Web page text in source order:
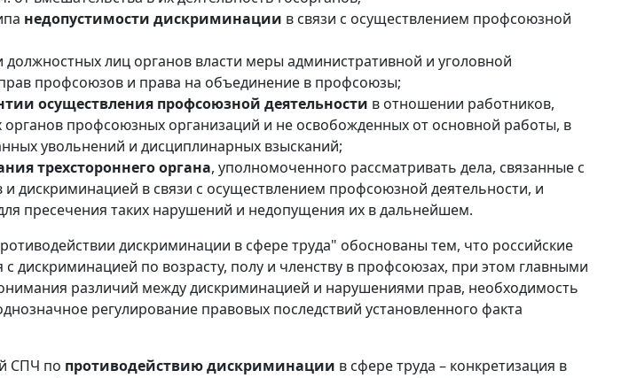
недопустимости дискриминации в связи с осуществлением профсоюзной
должностных лиц органов власти меры административной и уголовной
профсоюзов и права на объединение в профсоюзы;
осуществления профсоюзной деятельности в отношении работников,
профсоюзных организаций и не освобожденных от основной работы, в
увольнений и дисциплинарных взысканий;
трехстороннего органа, уполномоченного рассматривать дела, связанные с
дискриминацией в связи с осуществлением профсоюзной деятельности, и
пресечения таких нарушений и недопущения их в дальнейшем.
дискриминации в сфере труда" обоснованы тем, что российские
дискриминацией по возрасту, полу и членству в профсоюзах, при этом главными
различий между дискриминацией и нарушениями прав, необходимость
регулирование правовых последствий установленного факта
СПЧ по противодействию дискриминации в сфере труда – конкретизация в